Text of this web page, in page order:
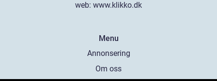
web: www.klikko.dk
Menu
Annonsering
Om oss